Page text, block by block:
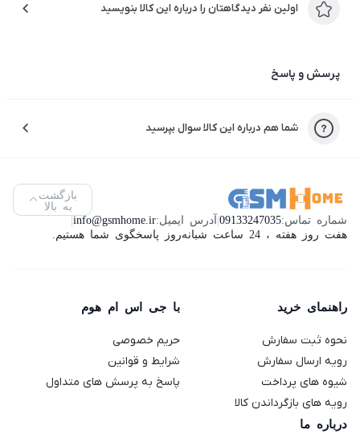
اولین نفر دیدگاهتان را درباره این کالا بنویسید
پرسش و پاسخ
شما هم درباره این کالا سوال بپرسید
شماره تماس:09133247035
|آدرس ایمیل:info@gsmhome.ir
|
هفت روز هفته ، 24 ساعت شبانه‌روز پاسخگوی شما هستیم.
بازگشت
به بالا
راهنمای خرید
نحوه ثبت سفارش
رویه ارسال سفارش
شیوه های پرداخت
رویه های بازگرداندن کالا
با جی اس ام هوم
حریم خصوصی
شرایط و قوانین
پاسخ به پرسش های متداول
درباره ما